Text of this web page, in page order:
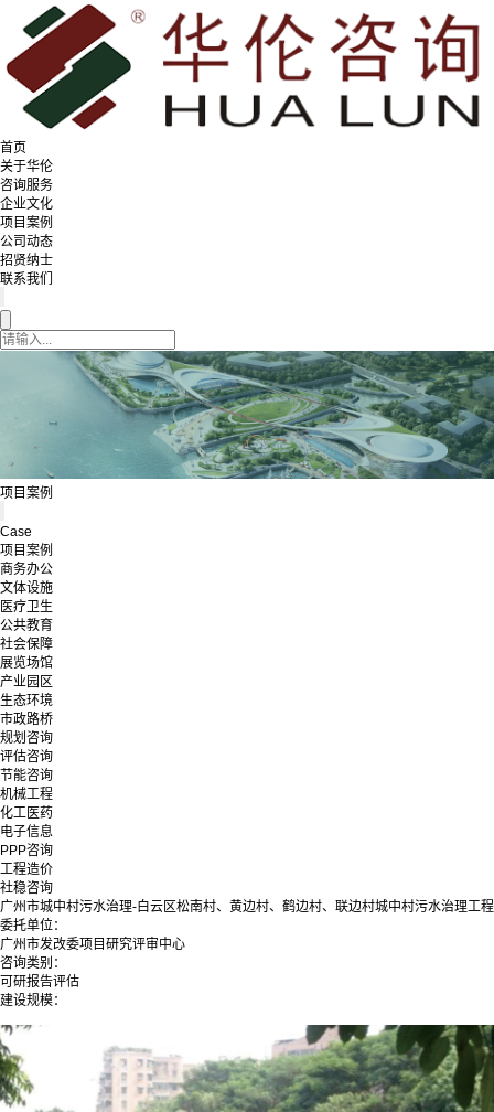
首页
关于华伦
咨询服务
企业文化
项目案例
公司动态
招贤纳士
联系我们
项目案例
Case
项目案例
商务办公
文体设施
医疗卫生
公共教育
社会保障
展览场馆
产业园区
生态环境
市政路桥
规划咨询
评估咨询
节能咨询
机械工程
化工医药
电子信息
PPP咨询
工程造价
社稳咨询
广州市城中村污水治理-白云区松南村、黄边村、鹤边村、联边村城中村污水治理工程
委托单位：
广州市发改委项目研究评审中心
咨询类别：
可研报告评估
建设规模：